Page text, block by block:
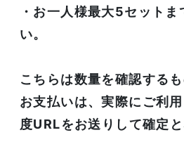
・お一人様最大5セットま
い。
こちらは数量を確認するも
お支払いは、実際にご利
度URLをお送りして確定と